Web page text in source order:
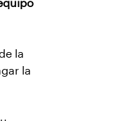
la
la